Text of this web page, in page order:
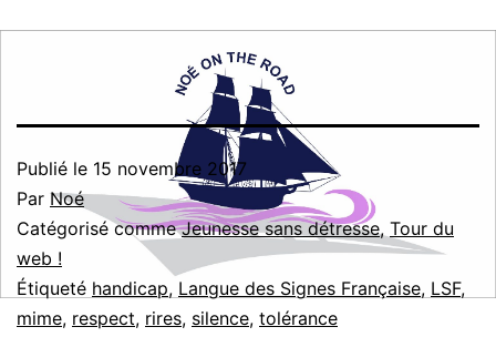
Publié le 15 novembre 2017
Par Noé
Catégorisé commeJeunesse sans détresse, Tour du
web !
Étiqueté handicap, Langue des Signes Française, LSF,
mime, respect, rires, silence, tolérance